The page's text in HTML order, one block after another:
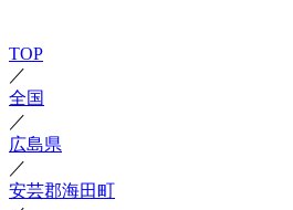
TOP
／
全国
／
広島県
／
安芸郡海田町